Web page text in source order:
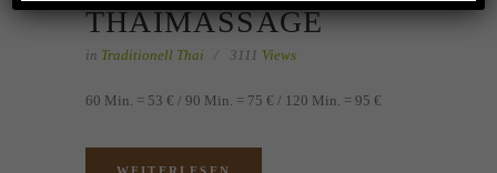
THAIMASSAGE
in Traditionell Thai 3111 Views
60 Min. = 53 € / 90 Min. = 75 € / 120 Min. = 95 €